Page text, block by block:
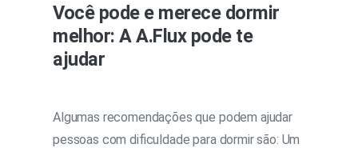
Você pode e merece dormir
melhor: A A.Flux pode te
ajudar
Algumas recomendações que podem ajudar
pessoas com dificuldade para dormir são: Um